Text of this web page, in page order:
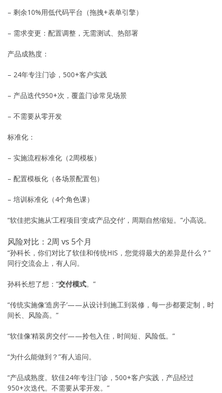
– 剩余10%用低代码平台（拖拽+表单引擎）
– 需求变更：配置调整，无需测试、热部署
产品成熟度：
– 24年专注门诊，500+客户实践
– 产品迭代950+次，覆盖门诊常见场景
– 不需要从零开发
标准化：
– 实施流程标准化（2周模板）
– 配置模板化（各场景配置包）
– 培训标准化（4个角色课）
“软佳把实施从’工程项目’变成’产品交付’，周期自然缩短。”小高说。
风险对比：2周 vs 5个月
“孙科长，你们对比了软佳和传统HIS，您觉得最大的差异是什么？”
同行交流会上，有人问。
孙科长想了想：”交付模式。”
“传统实施像’造房子’——从设计到施工到装修，每一步都要定制，时
间长、风险高。”
“软佳像’精装房交付’——拎包入住，时间短、风险低。”
“为什么能做到？”有人追问。
“产品成熟度。软佳24年专注门诊，500+客户实践，产品经过
950+次迭代。不需要从零开发。”